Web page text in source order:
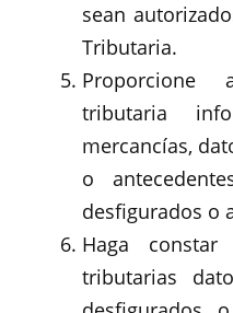
sean
Tributaria.
Proporcione
tributaria
mercancías,
o
desfigurados o
Haga
tributarias